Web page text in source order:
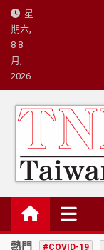
Skip
content
星
期六,
8 8
月,
2026
台灣新論
熱門 #COVID-19